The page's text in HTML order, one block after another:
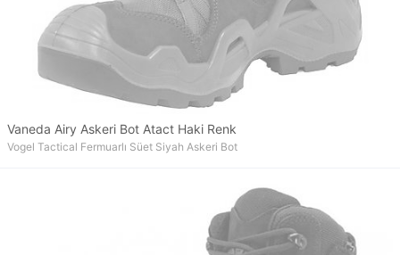
Vaneda Airy Askeri Bot Atact Haki Renk
Vogel Tactical Fermuarlı Süet Siyah Askeri Bot